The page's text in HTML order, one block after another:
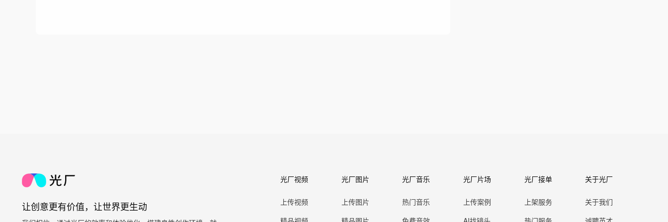
让创意更有价值，让世界更生动
光厂视频
上传视频
光厂图片
上传图片
光厂音乐
热门音乐
光厂片场
上传案例
光厂接单
上架服务
关于光厂
关于我们